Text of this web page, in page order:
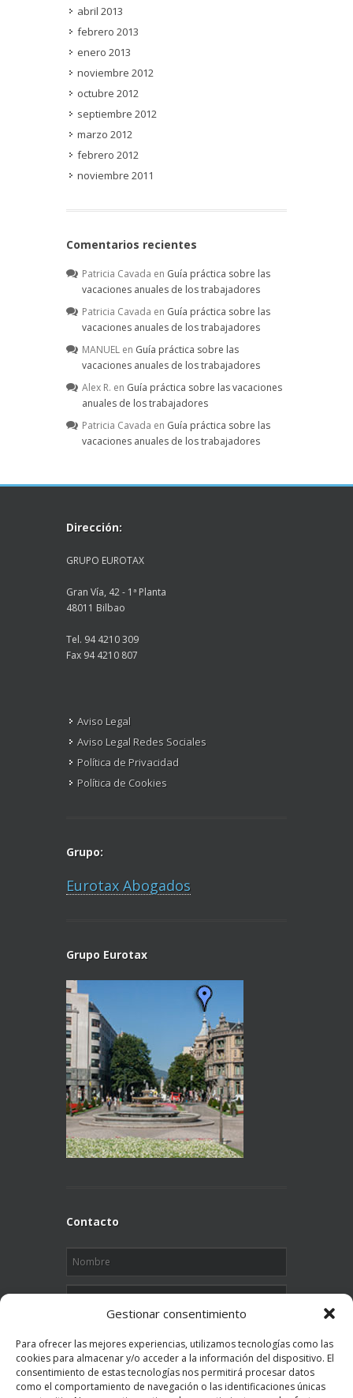
Gestionar consentimiento
Para ofrecer las mejores experiencias, utilizamos tecnologías como las
cookies para almacenar y/o acceder a la información del dispositivo. El
consentimiento de estas tecnologías nos permitirá procesar datos
como el comportamiento de navegación o las identificaciones únicas
abril 2013
febrero 2013
enero 2013
noviembre 2012
octubre 2012
septiembre 2012
marzo 2012
febrero 2012
noviembre 2011
Comentarios recientes
Patricia Cavada en Guía práctica sobre las
vacaciones anuales de los trabajadores
Patricia Cavada en Guía práctica sobre las
vacaciones anuales de los trabajadores
MANUEL en Guía práctica sobre las
vacaciones anuales de los trabajadores
Alex R. en Guía práctica sobre las vacaciones
anuales de los trabajadores
Patricia Cavada en Guía práctica sobre las
vacaciones anuales de los trabajadores
Dirección:
GRUPO EUROTAX
Gran Vía, 42 - 1ª Planta
48011 Bilbao
Tel. 94 4210 309
Fax 94 4210 807
Aviso Legal
Aviso Legal Redes Sociales
Política de Privacidad
Política de Cookies
Grupo:
Eurotax Abogados
Grupo Eurotax
Contacto